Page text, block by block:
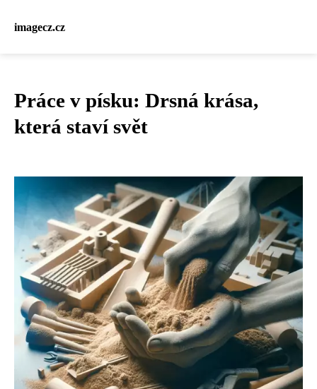
imagecz.cz
Práce v písku: Drsná krása,
která staví svět